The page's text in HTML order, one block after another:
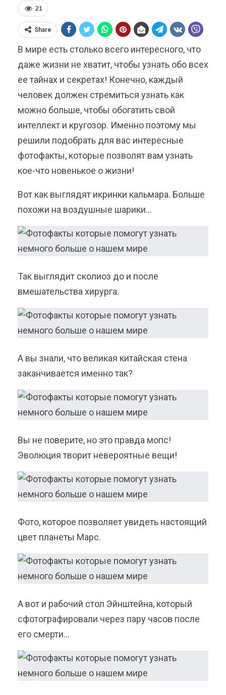
21
Share
В мире есть столько всего интересного, что
даже жизни не хватит, чтобы узнать обо всех
ее тайнах и секретах! Конечно, каждый
человек должен стремиться узнать как
можно больше, чтобы обогатить свой
интеллект и кругозор. Именно поэтому мы
решили подобрать для вас интересные
фотофакты, которые позволят вам узнать
кое-что новенькое о жизни!
Вот как выглядят икринки кальмара. Больше
похожи на воздушные шарики…
Так выглядит сколиоз до и после
вмешательства хирурга.
А вы знали, что великая китайская стена
заканчивается именно так?
Вы не поверите, но это правда мопс!
Эволюция творит невероятные вещи!
Фото, которое позволяет увидеть настоящий
цвет планеты Марс.
А вот и рабочий стол Эйнштейна, который
сфотографировали через пару часов после
его смерти…